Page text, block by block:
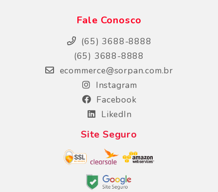
Fale Conosco
(65) 3688-8888
(65) 3688-8888
ecommerce@sorpan.com.br
Instagram
Facebook
LikedIn
Site Seguro